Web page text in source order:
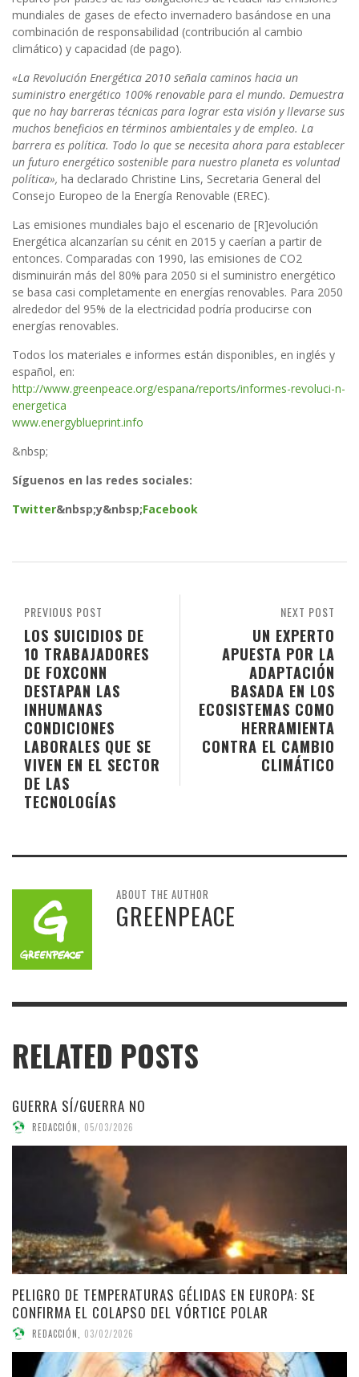
mundiales de gases de efecto invernadero basándose en una
combinación de responsabilidad (contribución al cambio
climático) y capacidad (de pago).
«La Revolución Energética 2010 señala caminos hacia un
suministro energético 100% renovable para el mundo. Demuestra
que no hay barreras técnicas para lograr esta visión y llevarse sus
muchos beneficios en términos ambientales y de empleo. La
barrera es política. Todo lo que se necesita ahora para establecer
un futuro energético sostenible para nuestro planeta es voluntad
política», ha declarado Christine Lins, Secretaria General del
Consejo Europeo de la Energía Renovable (EREC).
Las emisiones mundiales bajo el escenario de [R]evolución
Energética alcanzarían su cénit en 2015 y caerían a partir de
entonces. Comparadas con 1990, las emisiones de CO2
disminuirán más del 80% para 2050 si el suministro energético
se basa casi completamente en energías renovables. Para 2050
alrededor del 95% de la electricidad podría producirse con
energías renovables.
Todos los materiales e informes están disponibles, en inglés y
español, en:
http://www.greenpeace.org/espana/reports/informes-revoluci-n-
energetica
www.energyblueprint.info
&nbsp;
Síguenos en las redes sociales:
Twitter&nbsp;y&nbsp;Facebook
NEXT POST
UN EXPERTO
APUESTA POR LA
ADAPTACIÓN
BASADA EN LOS
ECOSISTEMAS COMO
HERRAMIENTA
CONTRA EL CAMBIO
CLIMÁTICO
PREVIOUS POST
LOS SUICIDIOS DE
10 TRABAJADORES
DE FOXCONN
DESTAPAN LAS
INHUMANAS
CONDICIONES
LABORALES QUE SE
VIVEN EN EL SECTOR
DE LAS
TECNOLOGÍAS
ABOUT THE AUTHOR
GREENPEACE
RELATED POSTS
GUERRA SÍ/GUERRA NO
REDACCIÓN 05/03/2026
PELIGRO DE TEMPERATURAS GÉLIDAS EN EUROPA: SE
CONFIRMA EL COLAPSO DEL VÓRTICE POLAR
REDACCIÓN 03/02/2026